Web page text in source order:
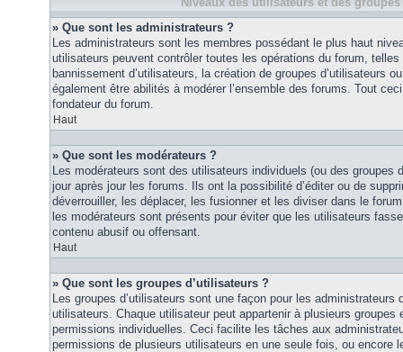
» Que sont les administrateurs ?
Les administrateurs sont les membres possédant le plus haut
utilisateurs peuvent contrôler toutes les opérations du forum,
bannissement d’utilisateurs, la création de groupes d’utilisateurs
également être abilités à modérer l’ensemble des forums. Tout
fondateur du forum.
Haut
» Que sont les modérateurs ?
Les modérateurs sont des utilisateurs individuels (ou des groupes
jour après jour les forums. Ils ont la possibilité d’éditer ou de
déverrouiller, les déplacer, les fusionner et les diviser dans le
les modérateurs sont présents pour éviter que les utilisateurs
contenu abusif ou offensant.
Haut
» Que sont les groupes d’utilisateurs ?
Les groupes d’utilisateurs sont une façon pour les administrateurs
utilisateurs. Chaque utilisateur peut appartenir à plusieurs groupes
permissions individuelles. Ceci facilite les tâches aux
permissions de plusieurs utilisateurs en une seule fois, ou encore